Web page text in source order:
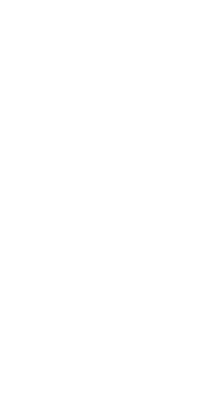
ะควบคุมอุณหภูมิของแบตเตอรี่เพื่อแ
แบบตั้งโต๊ะ พวกเขาสามารถทดส
Delta Integrale เพื่อแสดงความ
นการทดสอบและเรียนรู้ตลอดจนพิ